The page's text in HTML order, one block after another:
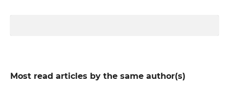
Most read articles by the same author(s)